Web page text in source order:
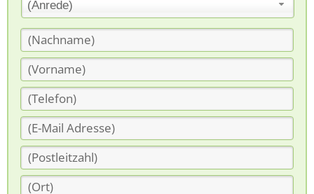
(Anrede)